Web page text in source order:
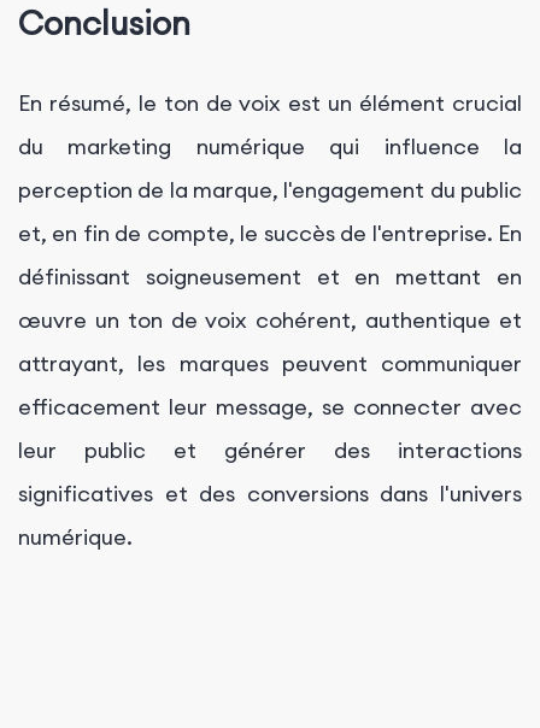
Conclusion
En résumé, le ton de voix est un élément crucial
du marketing numérique qui influence la
perception de la marque, l'engagement du public
et, en fin de compte, le succès de l'entreprise. En
définissant soigneusement et en mettant en
œuvre un ton de voix cohérent, authentique et
attrayant, les marques peuvent communiquer
efficacement leur message, se connecter avec
leur public et générer des interactions
significatives et des conversions dans l'univers
numérique.